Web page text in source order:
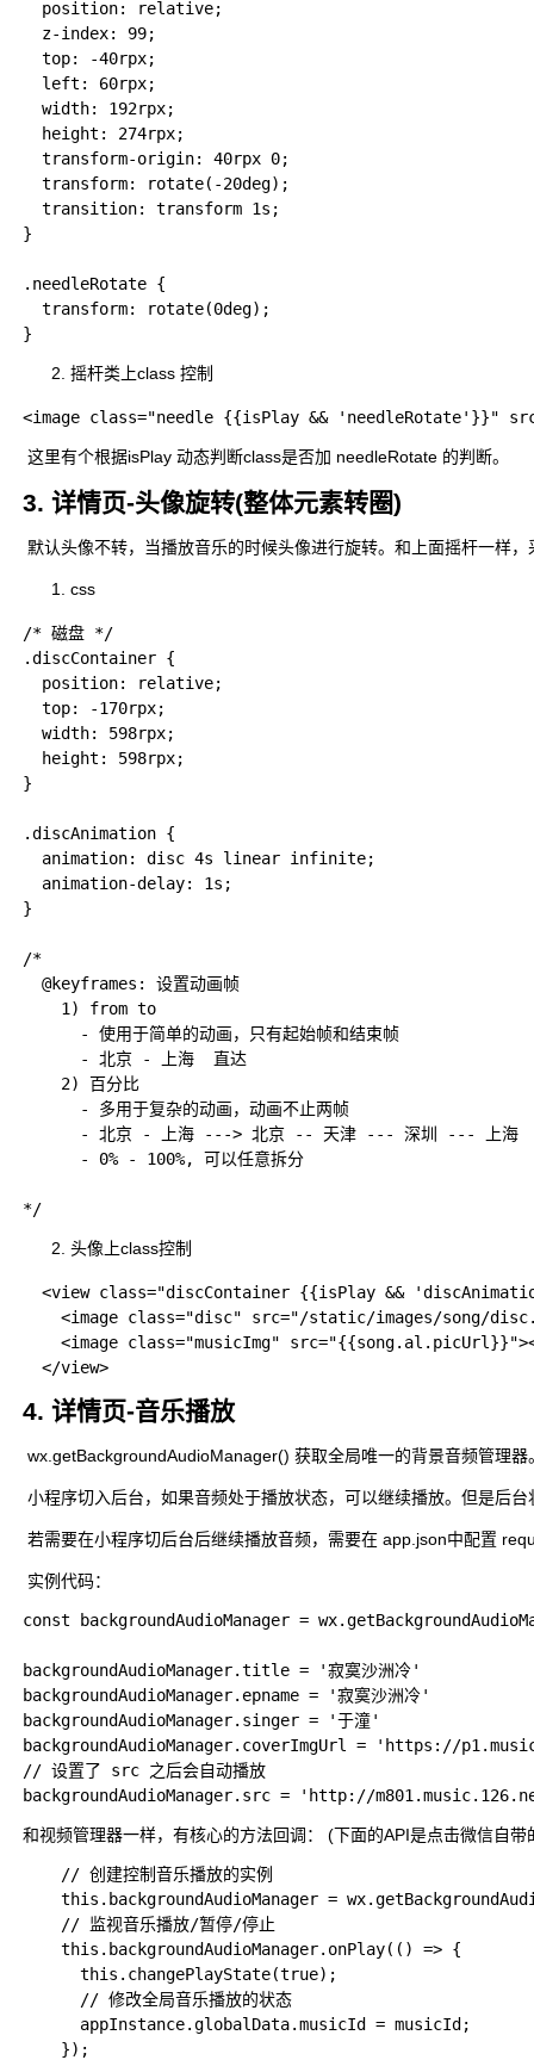
  position: relative;
  z-index: 99;
  top: -40rpx;
  left: 60rpx;
  width: 192rpx;
  height: 274rpx;
  transform-origin: 40rpx 0;
  transform: rotate(-20deg);
  transition: transform 1s;
}
.needleRotate {
  transform: rotate(0deg);
摇杆类上class 控制
​ 这里有个根据isPlay 动态判断class是否加 needleRotate 的判断。
3. 详情页-头像旋转(整体元素转圈)
默认头像不转，当播放音乐的时候头像进行旋转。和上面摇杆一样
css
/* 磁盘 */
.discContainer {
  position: relative;
  top: -170rpx;
  width: 598rpx;
  height: 598rpx;
}
.discAnimation {
  animation: disc 4s linear infinite;
  animation-delay: 1s;
}
/*
  @keyframes: 设置动画帧
    1) from to
      - 使用于简单的动画，只有起始帧和结束帧
      - 北京 - 上海  直达
    2) 百分比
      - 多用于复杂的动画，动画不止两帧
      - 北京 - 上海 ---> 北京 -- 天津 --- 深圳 --- 上海
      - 0% - 100%, 可以任意拆分
头像上class控制
<view class="discContainer {{isPlay &&
<image class="disc" src="/static/images/song/
<image class="musicImg"
4. 详情页-音乐播放
wx.getBackgroundAudioManager() 获取全局唯一的背景音频管理器
小程序切入后台，如果音频处于播放状态，可以继续播放。但是后
若需要在小程序切后台后继续播放音频，需要在 app.json中配置
​ 实例代码：
const backgroundAudioManager =
backgroundAudioManager.title = '寂寞沙洲冷'
backgroundAudioManager.epname = '寂寞沙洲冷'
backgroundAudioManager.singer = '于潼'
backgroundAudioManager.coverImgUrl = 'https://
// 设置了 src 之后会自动播放
和视频管理器一样，有核心的方法回调： (下面的API是点击微信自带
    // 创建控制音乐播放的实例
this.backgroundAudioManager =
    // 监视音乐播放/暂停/停止
    this.backgroundAudioManager.onPlay(() => {
      this.changePlayState(true);
      // 修改全局音乐播放的状态
      appInstance.globalData.musicId = musicId;
    });